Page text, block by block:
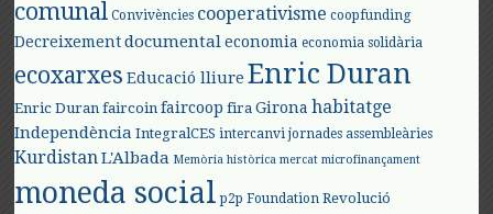
comunal Convivències cooperativisme coopfunding
Decreixement documental economia economia solidària
ecoxarxes Educació lliure Enric Duran
Enric Duran faircoin faircoop fira Girona habitatge
Independència IntegralCES intercanvi jornades assembleàries
KurdistanL'Albada Memòria històrica mercat microfinançament
moneda social p2p Foundation Revolució